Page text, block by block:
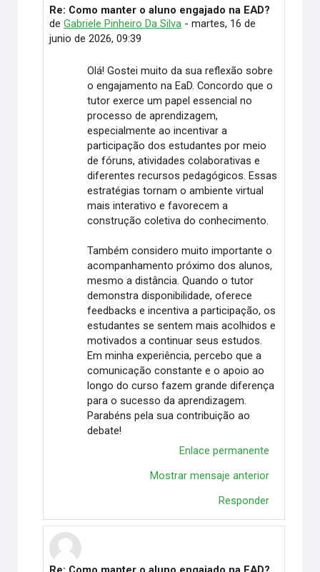
En respuesta a Vitória Duarte Wingert
Re: Como manter o aluno engajado na EAD?
de Gabriele Pinheiro Da Silva- martes, 16 de
junio de 2026, 09:39
Olá! Gostei muito da sua reflexão sobre
o engajamento na EaD. Concordo que o
tutor exerce um papel essencial no
processo de aprendizagem,
especialmente ao incentivar a
participação dos estudantes por meio
de fóruns, atividades colaborativas e
diferentes recursos pedagógicos. Essas
estratégias tornam o ambiente virtual
mais interativo e favorecem a
construção coletiva do conhecimento.
Também considero muito importante o
acompanhamento próximo dos alunos,
mesmo a distância. Quando o tutor
demonstra disponibilidade, oferece
feedbacks e incentiva a participação, os
estudantes se sentem mais acolhidos e
motivados a continuar seus estudos.
Em minha experiência, percebo que a
comunicação constante e o apoio ao
longo do curso fazem grande diferença
para o sucesso da aprendizagem.
Parabéns pela sua contribuição ao
debate!
Enlace permanente
Mostrar mensaje anterior
Responder